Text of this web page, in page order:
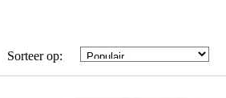
Sorteer op: